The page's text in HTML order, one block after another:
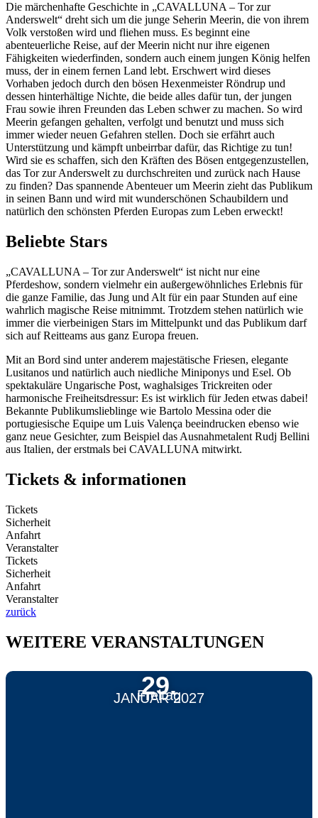
Die märchenhafte Geschichte in „CAVALLUNA – Tor zur
Anderswelt“ dreht sich um die junge Seherin Meerin, die von ihrem
Volk verstoßen wird und fliehen muss. Es beginnt eine
abenteuerliche Reise, auf der Meerin nicht nur ihre eigenen
Fähigkeiten wiederfinden, sondern auch einem jungen König helfen
muss, der in einem fernen Land lebt. Erschwert wird dieses
Vorhaben jedoch durch den bösen Hexenmeister Röndrup und
dessen hinterhältige Nichte, die beide alles dafür tun, der jungen
Frau sowie ihren Freunden das Leben schwer zu machen. So wird
Meerin gefangen gehalten, verfolgt und benutzt und muss sich
immer wieder neuen Gefahren stellen. Doch sie erfährt auch
Unterstützung und kämpft unbeirrbar dafür, das Richtige zu tun!
Wird sie es schaffen, sich den Kräften des Bösen entgegenzustellen,
das Tor zur Anderswelt zu durchschreiten und zurück nach Hause
zu finden? Das spannende Abenteuer um Meerin zieht das Publikum
in seinen Bann und wird mit wunderschönen Schaubildern und
natürlich den schönsten Pferden Europas zum Leben erweckt!
Beliebte Stars
„CAVALLUNA – Tor zur Anderswelt“ ist nicht nur eine
Pferdeshow, sondern vielmehr ein außergewöhnliches Erlebnis für
die ganze Familie, das Jung und Alt für ein paar Stunden auf eine
wahrlich magische Reise mitnimmt. Trotzdem stehen natürlich wie
immer die vierbeinigen Stars im Mittelpunkt und das Publikum darf
sich auf Reitteams aus ganz Europa freuen.
Mit an Bord sind unter anderem majestätische Friesen, elegante
Lusitanos und natürlich auch niedliche Miniponys und Esel. Ob
spektakuläre Ungarische Post, waghalsiges Trickreiten oder
harmonische Freiheitsdressur: Es ist wirklich für Jeden etwas dabei!
Bekannte Publikumslieblinge wie Bartolo Messina oder die
portugiesische Equipe um Luis Valença beeindrucken ebenso wie
ganz neue Gesichter, zum Beispiel das Ausnahmetalent Rudj Bellini
aus Italien, der erstmals bei CAVALLUNA mitwirkt.
Tickets & informationen
Tickets
Sicherheit
Anfahrt
Veranstalter
Tickets
Sicherheit
Anfahrt
Veranstalter
zurück
WEITERE VERANSTALTUNGEN
29.
JANUAR 2027
Freitag